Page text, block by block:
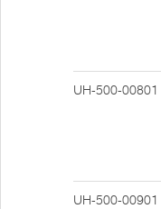
UH-500-00801
UH-500-00901